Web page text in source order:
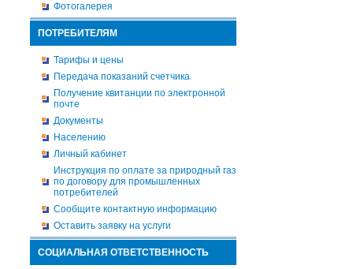
Фотогалерея
ПОТРЕБИТЕЛЯМ
Тарифы и цены
Передача показаний счетчика
Получение квитанции по электронной
почте
Документы
Населению
Личный кабинет
Инструкция по оплате за природный газ
по договору для промышленных
потребителей
Сообщите контактную информацию
Оставить заявку на услуги
СОЦИАЛЬНАЯ ОТВЕТСТВЕННОСТЬ